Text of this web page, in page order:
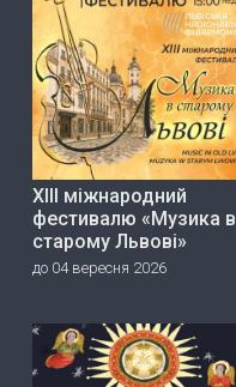
ХІІІ міжнародний
фестивалю «Музика в
старому Львові»
до 04 вересня 2026